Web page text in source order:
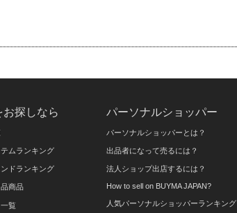
お探しなら
テムランキング
ドランキング
商品
覧
パーソナルショッパー
パーソナルショッパーとは？
出品者になって売るには？
法人ショップ出店するには？
How to sell on BUYMA JAPAN?
人気パーソナルショッパーランキング